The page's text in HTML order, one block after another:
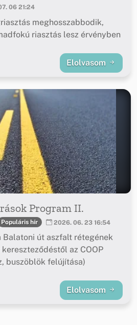
06 21:24
meghosszabbodik,
riasztás lesz érvényben
Elolvasom
Program II.
Populáris hír 2026. 06. 23 16:54
Balatoni út aszfalt rétegének
az COOP
buszöblök felújítása)
Elolvasom